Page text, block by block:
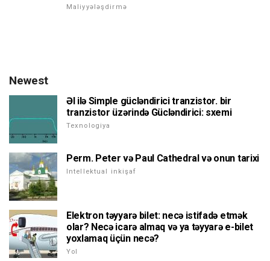
Maliyyələşdirmə
Newest
Əl ilə Simple gücləndirici tranzistor. bir
tranzistor üzərində Gücləndirici: sxemi
Texnologiya
Perm. Peter və Paul Cathedral və onun tarixi
Intellektual inkişaf
Elektron təyyarə bilet: necə istifadə etmək
olar? Necə icarə almaq və ya təyyarə e-bilet
yoxlamaq üçün necə?
Yol